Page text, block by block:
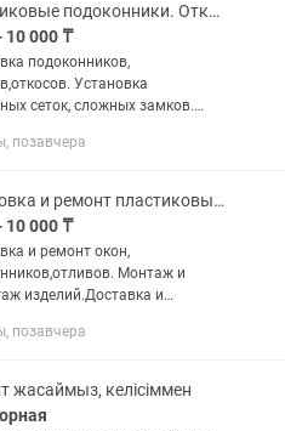
Пластиковые подоконники. Откосы. Отливы.
10 000 ₸
подоконников,
Установка
сеток, сложных замков.
любой расцветки.
позавчера
Установка и ремонт пластиковых окон и дверей.
10 000 ₸
и ремонт окон,
Монтаж и
изделий.Доставка и
Бесплатная. Гарантия
позавчера
жасаймыз, келісіммен